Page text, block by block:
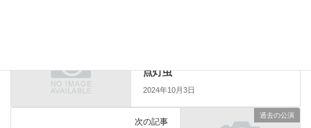
点灯虫
2024年10月3日
過去の公演
次の記事